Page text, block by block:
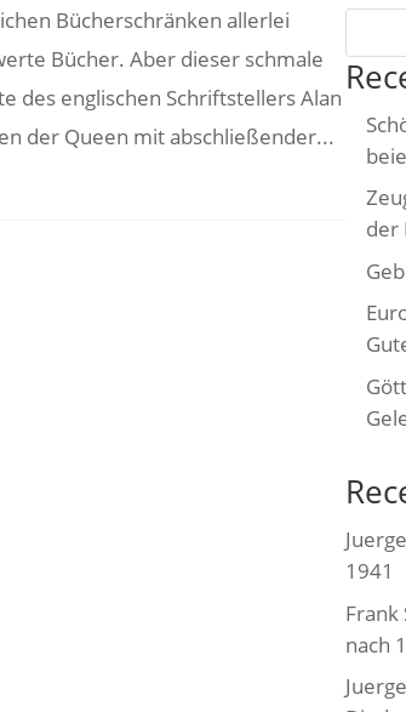
Büchergilde nisani Keramik Über uns
Bücherschränken allerlei
Bücher. Aber dieser schmale
des englischen Schriftstellers Alan
der Queen mit abschließender...
der
1941
Frank
nach